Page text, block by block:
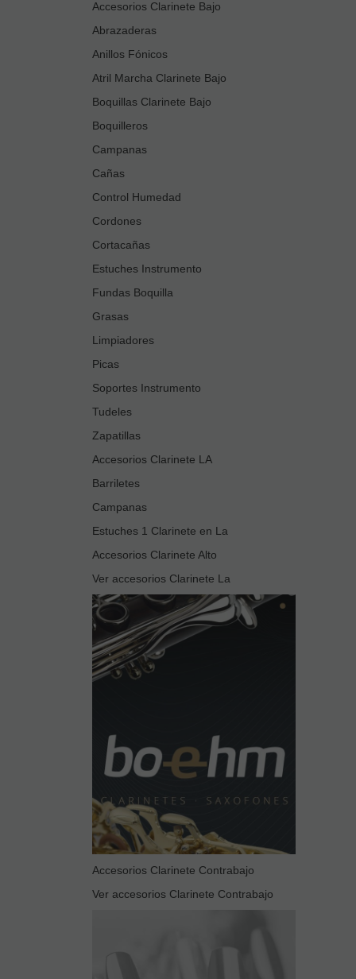
Accesorios Clarinete Bajo
Abrazaderas
Anillos Fónicos
Atril Marcha Clarinete Bajo
Boquillas Clarinete Bajo
Boquilleros
Campanas
Cañas
Control Humedad
Cordones
Cortacañas
Estuches Instrumento
Fundas Boquilla
Grasas
Limpiadores
Picas
Soportes Instrumento
Tudeles
Zapatillas
Accesorios Clarinete LA
Barriletes
Campanas
Estuches 1 Clarinete en La
Accesorios Clarinete Alto
Ver accesorios Clarinete La
Accesorios Clarinete Contrabajo
Ver accesorios Clarinete Contrabajo